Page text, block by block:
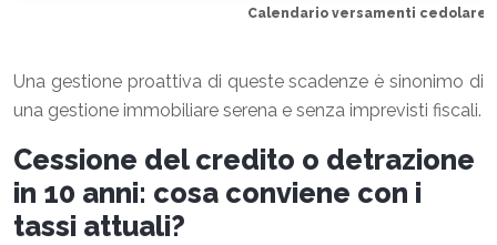
Calendario versamenti cedolare
Una gestione proattiva di queste scadenze è sinonimo di
una gestione immobiliare serena e senza imprevisti fiscali.
Cessione del credito o detrazione
in 10 anni: cosa conviene con i
tassi attuali?